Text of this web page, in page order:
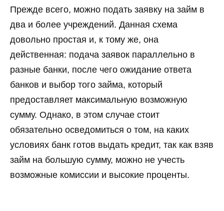
Прежде всего, можно подать заявку на займ в
два и более учреждений. Данная схема
довольно простая и, к тому же, она
действенная: подача заявок параллельно в
разные банки, после чего ожидание ответа
банков и выбор того займа, который
предоставляет максимальную возможную
сумму. Однако, в этом случае стоит
обязательно осведомиться о том, на каких
условиях банк готов выдать кредит, так как взяв
займ на большую сумму, можно не учесть
возможные комиссии и высокие проценты.